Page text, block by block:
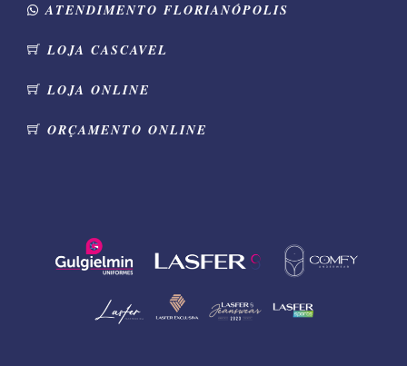
ATENDIMENTO FLORIANÓPOLIS
LOJA CASCAVEL
LOJA ONLINE
ORÇAMENTO ONLINE